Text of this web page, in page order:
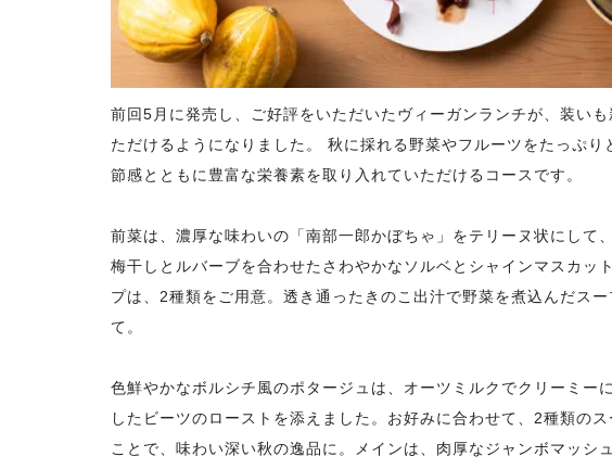
前回5月に発売し、ご好評をいただいたヴィーガンランチが、装い
ただけるようになりました。 秋に採れる野菜やフルーツをたっぷ
節感とともに豊富な栄養素を取り入れていただけるコースです。
前菜は、濃厚な味わいの「南部一郎かぼちゃ」をテリーヌ状にして
梅干しとルバーブを合わせたさわやかなソルベとシャインマスカッ
プは、2種類をご用意。透き通ったきのこ出汁で野菜を煮込んだス
て。
色鮮やかなボルシチ風のポタージュは、オーツミルクでクリーミー
したビーツのローストを添えました。お好みに合わせて、2種類の
ことで、味わい深い秋の逸品に。メインは、肉厚なジャンボマッシ